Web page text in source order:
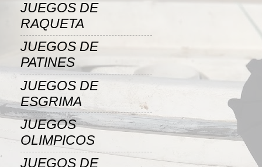
JUEGOS DE
RAQUETA
JUEGOS DE
PATINES
JUEGOS DE
ESGRIMA
JUEGOS
OLIMPICOS
JUEGOS DE